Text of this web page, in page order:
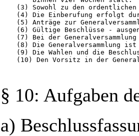
(3) Sowohl zu den
(4) Die Einberufung erfolgt
(5) Anträge zur
(6) Gültige Beschlüsse -
(7) Bei der
(8) Die Generalversammlung
(9) Die Wahlen und die
§ 10: Aufgaben
a)